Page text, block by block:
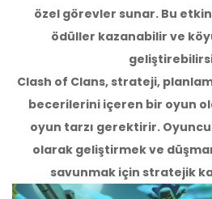
özel görevler sunar. Bu
ödüller kazanabilir ve
Clash of Clans, strateji,
becerilerini içeren bir oyun
oyun tarzı gerektirir.
olarak geliştirmek ve
savunmak için stratejik